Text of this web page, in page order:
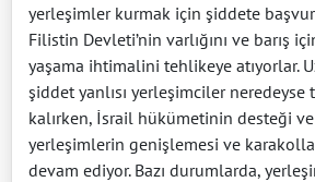
yerleşimler kurmak için şiddete
Filistin Devleti’nin varlığını ve barış
yaşama ihtimalini tehlikeye atıyorlar.
şiddet yanlısı yerleşimciler neredeyse
kalırken, İsrail hükümetinin desteği ve
yerleşimlerin genişlemesi ve
devam ediyor. Bazı durumlarda,